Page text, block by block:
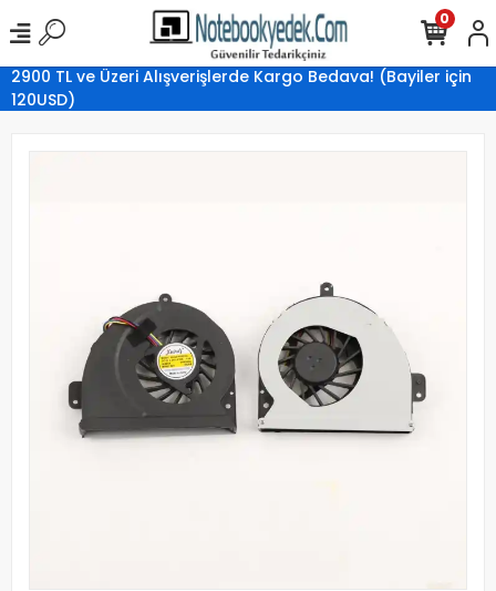
2900 TL ve Üzeri Alışverişlerde Kargo Bedava! (Bayiler için
120USD)
0